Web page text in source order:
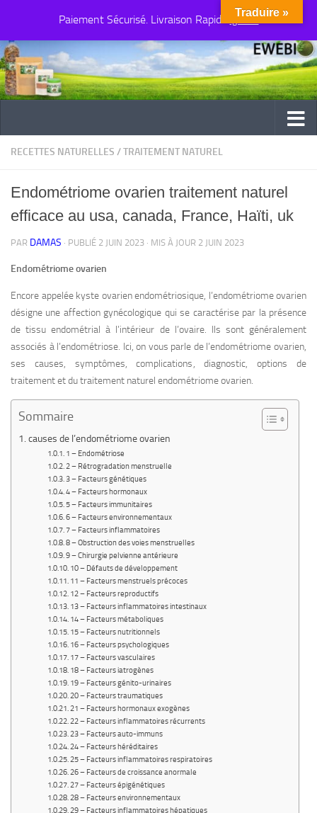
Paiement Sécurisé. Livraison Rapide Ignorer
Au dessous du contenu
RECETTES NATURELLES /TRAITEMENT NATUREL
Endométriome ovarien traitement naturel
efficace au usa, canada, France, Haïti, uk
PAR DAMAS · PUBLIÉ 2 JUIN 2023 · MIS À JOUR 2 JUIN 2023
Endométriome ovarien
Encore appelée kyste ovarien endométriosique, l’endométriome ovarien
désigne une affection gynécologique qui se caractérise par la présence
de tissu endométrial à l’intérieur de l’ovaire. Ils sont généralement
associés à l’endométriose. Ici, on vous parle de l’endométriome ovarien,
ses causes, symptômes, complications, diagnostic, options de
traitement et du traitement naturel endométriome ovarien.
Sommaire
causes de l’endométriome ovarien
1 – Endométriose
2 – Rétrogradation menstruelle
3 – Facteurs génétiques
4 – Facteurs hormonaux
5 – Facteurs immunitaires
6 – Facteurs environnementaux
7 – Facteurs inflammatoires
8 – Obstruction des voies menstruelles
9 – Chirurgie pelvienne antérieure
10 – Défauts de développement
11 – Facteurs menstruels précoces
12 – Facteurs reproductifs
13 – Facteurs inflammatoires intestinaux
14 – Facteurs métaboliques
15 – Facteurs nutritionnels
16 – Facteurs psychologiques
17 – Facteurs vasculaires
18 – Facteurs iatrogènes
19 – Facteurs génito-urinaires
20 – Facteurs traumatiques
21 – Facteurs hormonaux exogènes
22 – Facteurs inflammatoires récurrents
23 – Facteurs auto-immuns
24 – Facteurs héréditaires
25 – Facteurs inflammatoires respiratoires
26 – Facteurs de croissance anormale
27 – Facteurs épigénétiques
28 – Facteurs environnementaux
29 – Facteurs inflammatoires hépatiques
Traduire »